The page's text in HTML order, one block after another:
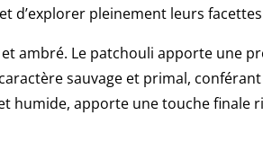
d’explorer pleinement leurs
ambré. Le patchouli apporte une
sauvage et primal,
humide, apporte une touche finale